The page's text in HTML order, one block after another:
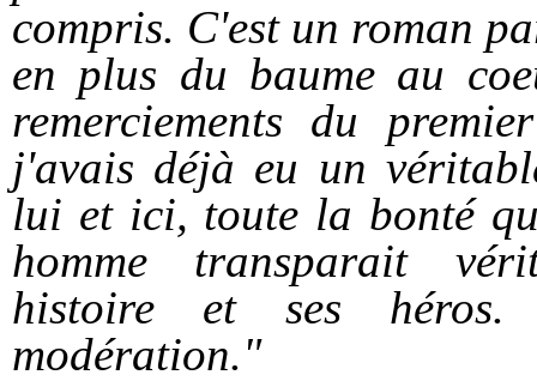
compris. C'est un roman
en plus du baume au
remerciements du
j'avais déjà eu un
lui et ici, toute la bonté
homme transparait
histoire et ses
modération."